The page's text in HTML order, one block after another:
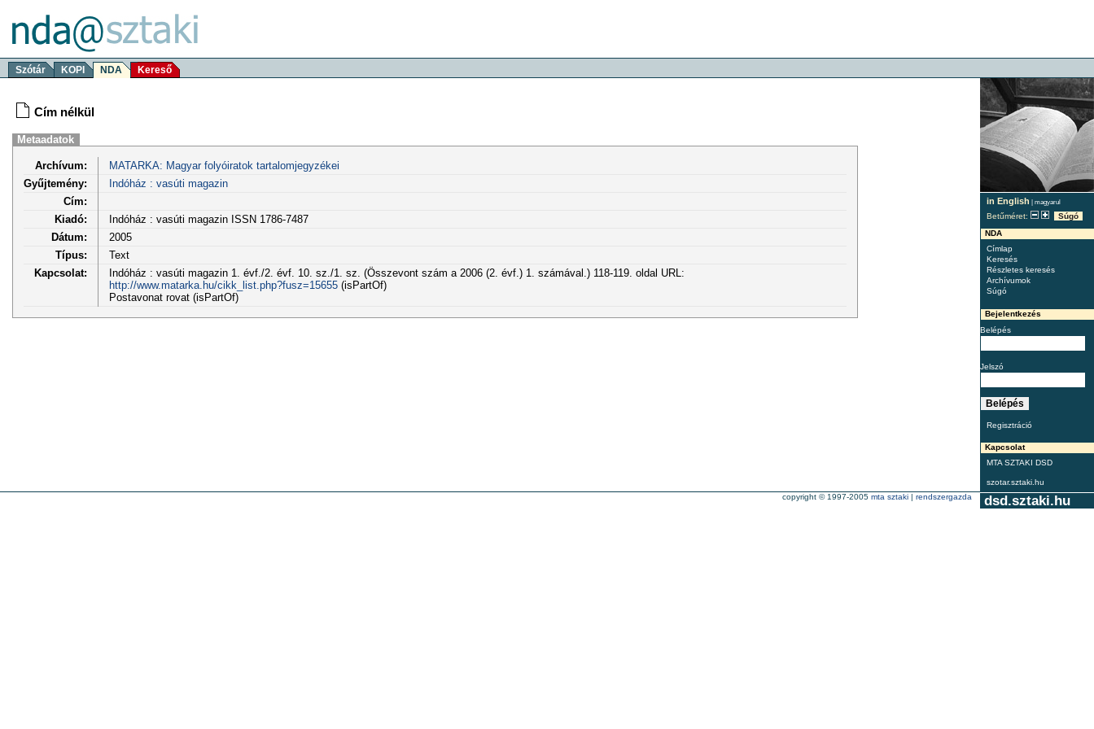
Szótár KOPI NDA Kereső
in English | magyarul
Betűméret:
Súgó
NDA
Címlap
Keresés
Részletes keresés
Archívumok
Súgó
Bejelentkezés
Belépés
Jelszó
Regisztráció
Kapcsolat
MTA SZTAKI DSD
szotar.sztaki.hu
Cím nélkül
Metaadatok
Archívum:
MATARKA: Magyar folyóiratok tartalomjegyzékei
Gyűjtemény:
Indóház : vasúti magazin
Cím:
Kiadó:
Indóház : vasúti magazin ISSN 1786-7487
Dátum:
2005
Típus:
Text
Kapcsolat:
Indóház : vasúti magazin 1. évf./2. évf. 10. sz./1. sz. (Összevont szám a 2006 (2. évf.) 1. számával.) 118-119. oldal URL:
http://www.matarka.hu/cikk_list.php?fusz=15655(isPartOf)
Postavonat rovat (isPartOf)
dsd.sztaki.hu
copyright © 1997-2005 mta sztaki | rendszergazda